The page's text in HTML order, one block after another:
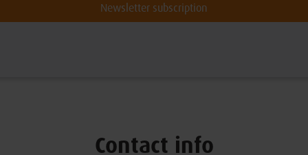
Newsletter subscription
Contact info